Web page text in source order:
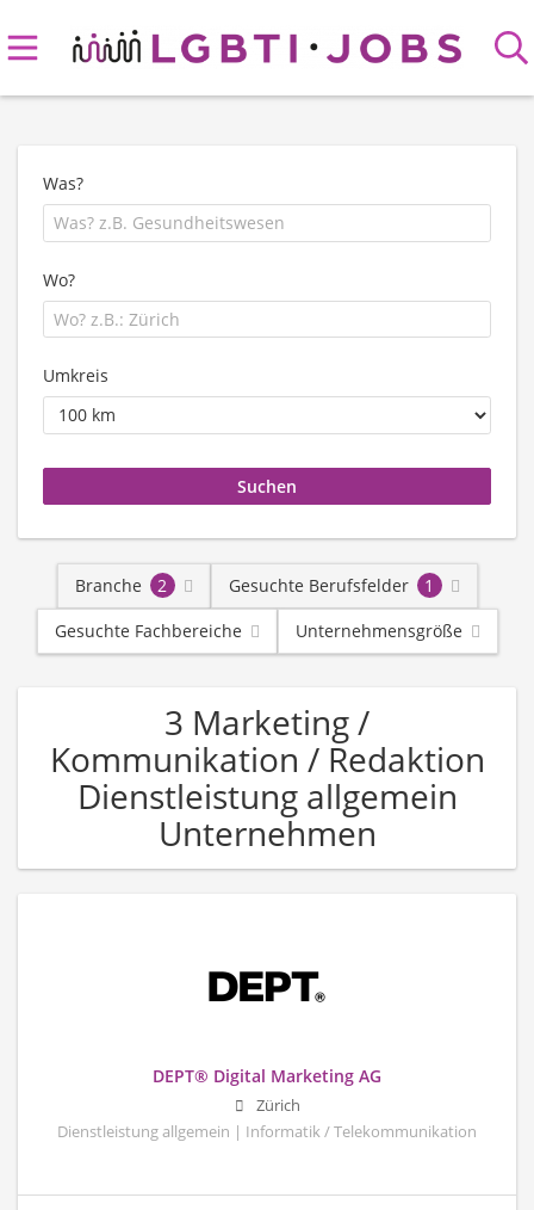
Was?
Wo?
Umkreis
Branche 2 Gesuchte Berufsfelder
1
Gesuchte Fachbereiche
Unternehmensgröße
3 Marketing /
Kommunikation / Redaktion
Dienstleistung allgemein
Unternehmen
DEPT® Digital Marketing AG
Zürich
Dienstleistung allgemein | Informatik / Telekommunikation